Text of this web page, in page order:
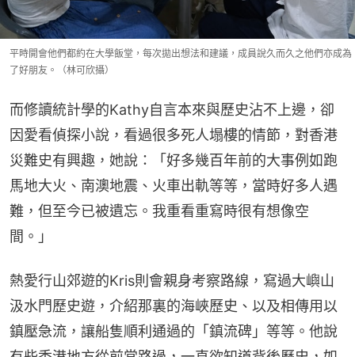
平時開會他們都約在大學飯堂，每次拋出想法和建議，成員說久而久之他們亦成為
了好朋友。（林可欣攝）
而修讀統計學的Kathy自言本來與歷史沾不上邊，卻
因愛看偵探小說，看過很多死人塌樓的情節，對香港
災難史有興趣，她說：「好多幾百年前的大事例如跑
馬地大火、南澳地震、火車出軌等等，當時好多人遇
難，但至今已被遺忘。我重看重寫時很有想像空
間。」
熱愛行山郊遊的Kris則會親身考察路線，寫過大嶼山
汲水門歷史遊，介紹那裏的海峽歷史、以及相傳用以
鎮壓急流，讓船隻順利通過的「鎮流碑」等等。他說